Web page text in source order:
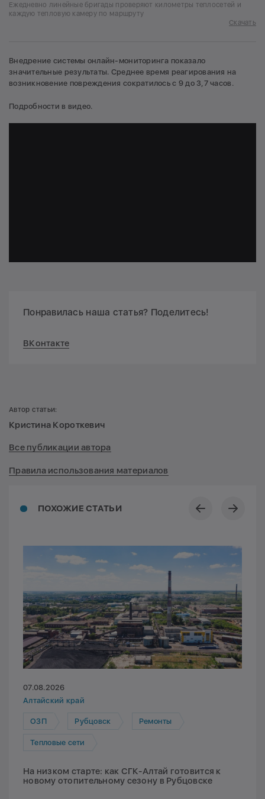
Ежедневно линейные бригады проверяют километры теплосетей и
каждую тепловую камеру по маршруту
Скачать
Внедрение системы онлайн-мониторинга показало
значительные результаты. Среднее время реагирования на
возникновение повреждения сократилось с 9 до 3,7 часов.
Подробности в видео.
Понравилась наша статья? Поделитесь!
ВКонтакте
ПОХОЖИЕ СТАТЬИ
07.08.2026
Алтайский край
ОЗП Рубцовск Ремонты
Тепловые сети
На низком старте: как СГК-Алтай готовится к
новому отопительному сезону в Рубцовске
Автор статьи:
Кристина Короткевич
Все публикации автора
Правила использования материалов